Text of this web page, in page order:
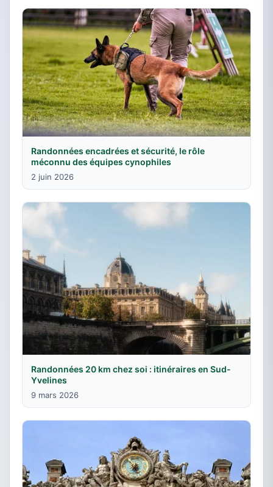
Randonnées encadrées et sécurité, le rôle
méconnu des équipes cynophiles
2 juin 2026
Randonnées 20 km chez soi : itinéraires en Sud-
Yvelines
9 mars 2026